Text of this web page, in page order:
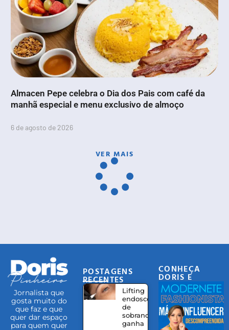
Almacen Pepe celebra o Dia dos Pais com café da
manhã especial e menu exclusivo de almoço
6 de agosto de 2026
VER MAIS
Jornalista que
gosta muito do
que faz e que
quer dar espaço
para quem quer
POSTAGENS
RECENTES
Lifting
endoscópico
de
sobrancelhas
ganha
CONHEÇA
DORIS E
EQUIPE